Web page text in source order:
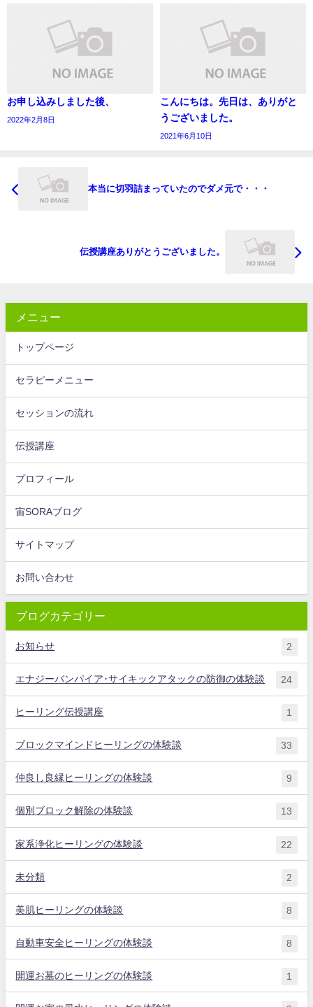
お申し込みしました後、
2022年2月8日
こんにちは。先日は、ありがと
うございました。
2021年6月10日
本当に切羽詰まっていたのでダメ元で・・・
伝授講座ありがとうございました。
メニュー
トップページ
セラピーメニュー
セッションの流れ
伝授講座
プロフィール
宙SORAブログ
サイトマップ
お問い合わせ
ブログカテゴリー
お知らせ 2
エナジーバンパイア･サイキックアタックの防御の体験談 24
ヒーリング伝授講座 1
ブロックマインドヒーリングの体験談 33
仲良し良縁ヒーリングの体験談 9
個別ブロック解除の体験談 13
家系浄化ヒーリングの体験談 22
未分類 2
美肌ヒーリングの体験談 8
自動車安全ヒーリングの体験談 8
開運お墓のヒーリングの体験談 1